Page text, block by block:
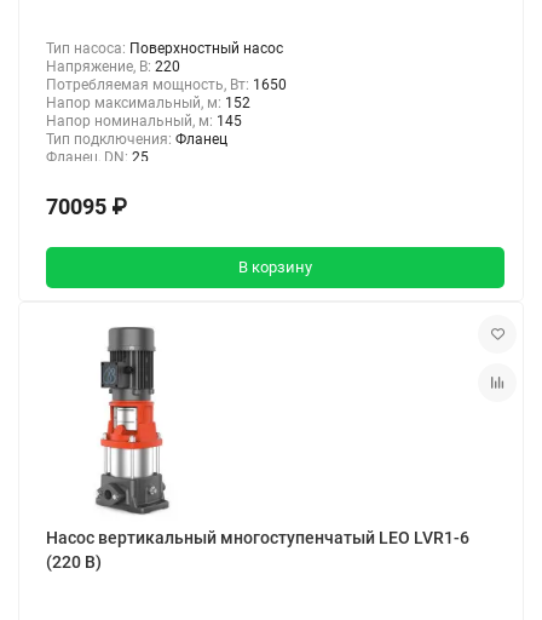
Тип насоса: Поверхностный насос
Напряжение, В: 220
Потребляемая мощность, Вт: 1650
Напор максимальный, м: 152
Напор номинальный, м: 145
Тип подключения: Фланец
Фланец, DN: 25
70095 ₽
В корзину
Насос вертикальный многоступенчатый LEO LVR1-6
(220 В)